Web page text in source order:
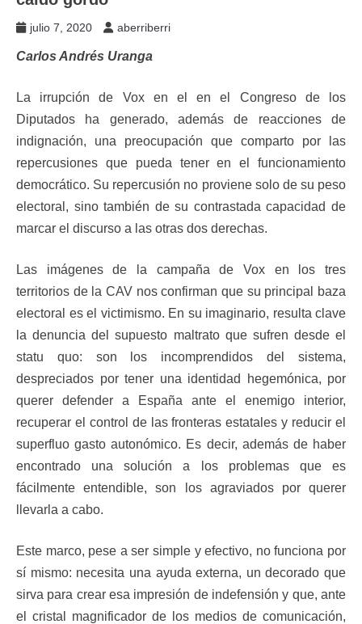
julio 7, 2020 aberriberri
Carlos Andrés Uranga
La irrupción de Vox en el en el Congreso de los
Diputados ha generado, además de reacciones de
indignación, una preocupación que comparto por las
repercusiones que pueda tener en el funcionamiento
democrático. Su repercusión no proviene solo de su peso
electoral, sino también de su contrastada capacidad de
marcar el discurso a las otras dos derechas.
Las imágenes de la campaña de Vox en los tres
territorios de la CAV nos confirman que su principal baza
electoral es el victimismo. En su imaginario, resulta clave
la denuncia del supuesto maltrato que sufren desde el
statu quo: son los incomprendidos del sistema,
despreciados por tener una identidad hegemónica, por
querer defender a España ante el enemigo interior,
recuperar el control de las fronteras estatales y reducir el
superfluo gasto autonómico. Es decir, además de haber
encontrado una solución a los problemas que es
fácilmente entendible, son los agraviados por querer
llevarla a cabo.
Este marco, pese a ser simple y efectivo, no funciona por
sí mismo: necesita una ayuda externa, un decorado que
sirva para crear esa impresión de indefensión y que, ante
el cristal magnificador de los medios de comunicación,